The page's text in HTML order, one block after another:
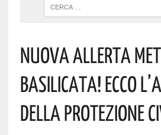
Nuova Allerta
Basilicata! Ecco
Della Protezione